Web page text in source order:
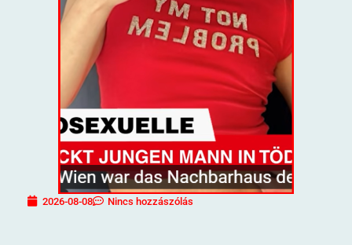
2026-08-08 Nincs hozzászólás